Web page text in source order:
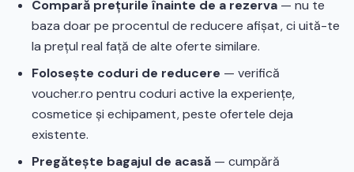
Compară prețurile înainte de a rezerva — nu te
baza doar pe procentul de reducere afișat, ci uită-te
la prețul real față de alte oferte similare.
Folosește coduri de reducere — verifică
voucher.ro pentru coduri active la experiențe,
cosmetice și echipament, peste ofertele deja
existente.
Pregătește bagajul de acasă — cumpără